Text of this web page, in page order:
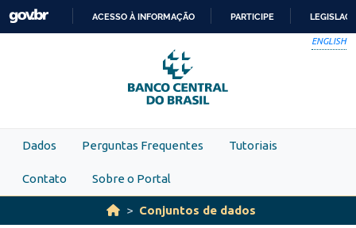
Skip to main content
PARA
O
CONTEÚDO
ACESSO À INFORMAÇÃO PARTICIPE
ENGLISH
Dados Perguntas Frequentes Tutoriais
Contato Sobre o Portal
Conjuntos de dados